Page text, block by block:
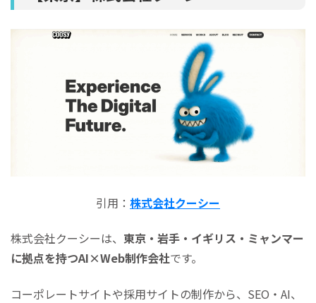
引用： 株式会社クーシー
株式会社クーシーは、 東京・岩手・イギリス・ミャンマー
に拠点を持つAI×Web制作会社です。
コーポレートサイトや採用サイトの制作から、SEO・AI、